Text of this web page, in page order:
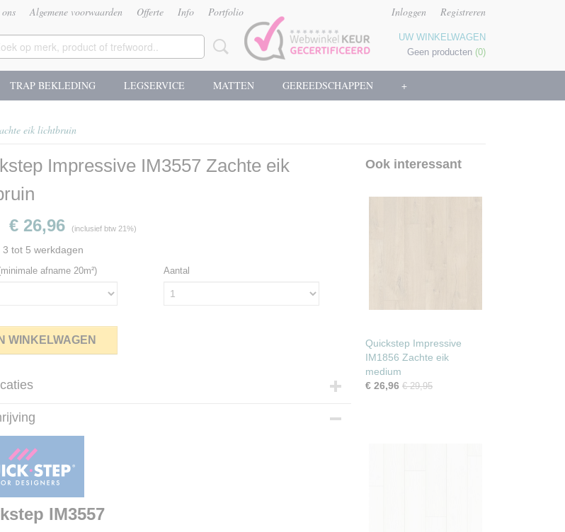
Algemene voorwaarden Offerte Info Portfolio Inloggen Registreren
UW WINKELWAGEN
Geen producten (0)
TRAP BEKLEDING LEGSERVICE MATTEN GEREEDSCHAPPEN +
eik lichtbruin
Impressive IM3557 Zachte eik
€ 26,96 (inclusief btw 21%)
3 tot 5 werkdagen
afname 20m²) Aantal
IN WINKELWAGEN
(l,b,h)
per pak
IM3557
Ook interessant
Quickstep Impressive
IM1856 Zachte eik
medium
€ 26,96 € 29,95